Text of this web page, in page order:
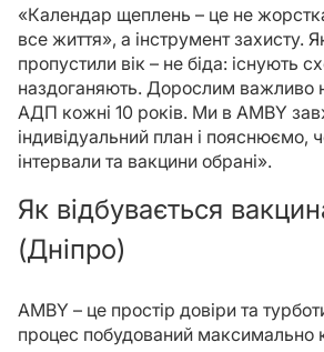
«Календар щеплень – це не
все життя», а інструмент захисту.
пропустили вік – не біда: існують
наздоганяють. Дорослим важливо
АДП кожні 10 років. Ми в AMBY
індивідуальний план і пояснюємо,
інтервали та вакцини обрані».
Як відбувається
(Дніпро)
AMBY – це простір довіри та
процес побудований максимально